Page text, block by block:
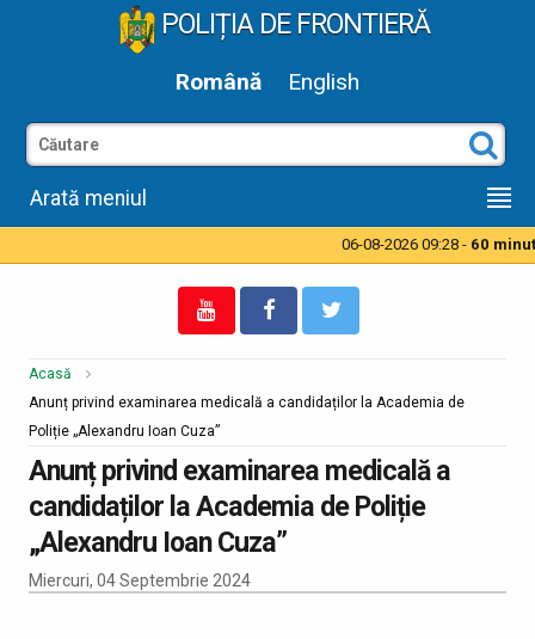
POLIȚIA DE FRONTIERĂ
Română English
Arată meniul
06-08-2026 09:28 - 60
Acasă
Anunț privind examinarea medicală a candidaților la Academia de
Poliție „Alexandru Ioan Cuza”
Anunț privind examinarea medicală a
candidaților la Academia de Poliție
„Alexandru Ioan Cuza”
Miercuri, 04 Septembrie 2024